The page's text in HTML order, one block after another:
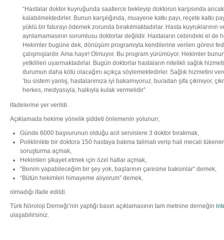
“Hastalar doktor kuyruğunda saatlerce bekleyip doktorun karşısında
kalabilmektedirler. Bunun karşılığında, muayene katkı payı, reçete katkı
yüklü bir faturayı ödemek zorunda bırakılmaktadırlar. Hasta kuyruklarının
ayrılamamasının sorumlusu doktorlar değildir. Hastaların cebindeki el de
Hekimler bugüne dek, dönüşüm programıyla kendilerine verilen görevi
çalışmışlardır. Ama hayır! Olmuyor. Bu program yürümüyor. Hekimler
yetkilileri uyarmaktadırlar. Bugün doktorlar hastaların nitelikli sağlık hizmeti
durumun daha kötü olacağını açıkça söylemektedirler. Sağlık hizmetini
‘bu sistem yanlış, hastalarımıza iyi bakamıyoruz, buradan şifa çıkmıyor,
herkes, medyasıyla, halkıyla kulak vermelidir”
ifadelerine yer verildi.
Açıklamada hekime yönelik şiddeti önlemenin yolunun;
Günde 6000 başvurunun olduğu acil servislere 3 doktor bırakmak,
Poliklinikte bir doktora 150 hastaya bakma talimatı verip hali mecali
soruşturma açmak,
Hekimleri şikayet etmek için özel hatlar açmak,
“Benim yapabileceğim bir şey yok, başlarının çaresine baksınlar” demek,
“Bütün hekimleri himayeme alıyorum” demek,
olmadığı ifade edildi.
Türk Nöroloji Derneği’nin yaptığı basın açıklamasının tam metnine derneğin
ulaşabilirsiniz.